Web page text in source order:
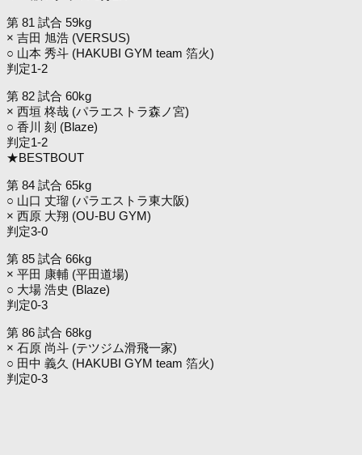
第 81 試合 59kg
× 吉田 旭浩 (VERSUS)
○ 山本 秀斗 (HAKUBI GYM team 箔火)
判定1-2
第 82 試合 60kg
× 西垣 柊哉 (パラエストラ森ノ宮)
○ 香川 刻 (Blaze)
判定1-2
★BESTBOUT
第 84 試合 65kg
○ 山口 丈瑠 (パラエストラ東大阪)
× 西原 大翔 (OU-BU GYM)
判定3-0
第 85 試合 66kg
× 平田 康輔 (平田道場)
○ 大場 浩史 (Blaze)
判定0-3
第 86 試合 68kg
× 石原 尚斗 (テツジム滑飛一家)
○ 田中 義久 (HAKUBI GYM team 箔火)
判定0-3